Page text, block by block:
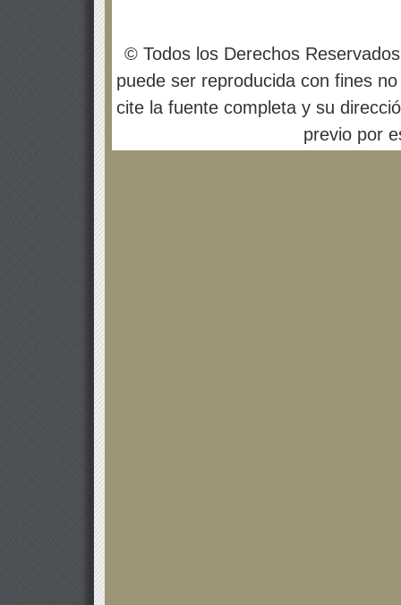
© Todos los Derechos
puede ser reproducida con fines
cite la fuente completa y su
previo por